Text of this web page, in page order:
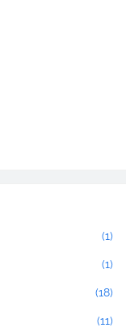
(1)
(1)
(18)
(11)